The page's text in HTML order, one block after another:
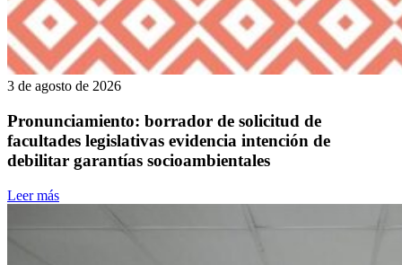
3 de agosto de 2026
Pronunciamiento: borrador de solicitud de
facultades legislativas evidencia intención de
debilitar garantías socioambientales
Leer más